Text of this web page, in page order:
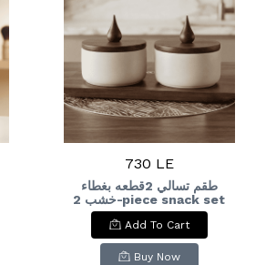
730 LE
طقم تسالي 2قطعه بغطاء
خشب 2-piece snack set
with wooden lid
Add To Cart
Buy Now